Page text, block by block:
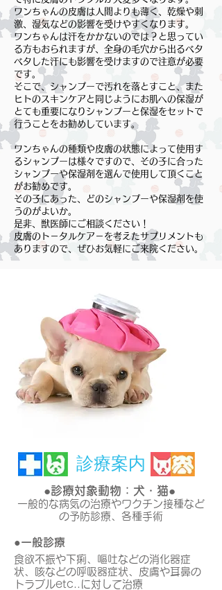
ワンちゃんの皮膚は人間よりも薄く、乾燥や刺
激、湿気などの影響を受けやすくなります。
ワンちゃんは汗をかかないのでは？と思ってい
る方もおられますが、 全身の毛穴から出るベタ
ベタした汗にも影響を受けますので注意が必要
です。
そこで、シャンプーで汚れを落とすこと、また
ヒトのスキンケアと同じようにお肌への保湿が
とても重要になりシャンプーと保湿をセットで
行うことをお勧めしています。
ワンちゃんの種類や皮膚の状態によって使用す
るシャンプーは様々ですので、その子に合った
シャンプーや保湿剤を選んで使用して頂くこと
がお勧めです。
その子にあった、どのシャンプーや保湿剤を使
うのがよいか。
是非、獣医師にご相談ください！
皮膚のト－タルケア－を考えたサプリメントも
ありますので、ぜひお気軽にご来院ください。
​診療案内
●診療対象動物：犬・猫●
一般的な病気の治療やワクチン接種など
の予防診療、各種手術
●一般診療
食欲不振や下痢、嘔吐などの消化器症
状、咳などの呼吸器症状、皮膚や耳鼻の
トラブルetc..に対して治療